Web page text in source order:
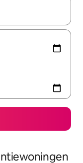
maak je een keuze